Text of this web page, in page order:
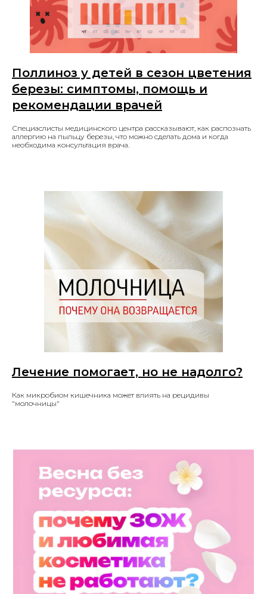
Поллиноз у детей в сезон цветения
березы: симптомы, помощь и
рекомендации врачей
Специаслисты медицинского центра рассказывают, как распознать
аллергию на пыльцу березы, что можно сделать дома и когда
необходима консультация врача.
Лечение помогает, но не надолго?
Как микробиом кишечника может влиять на рецидивы
"молочницы"